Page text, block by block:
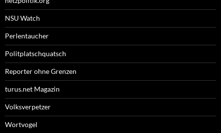
NSU Watch
Perlentaucher
Politplatschquatsch
Reporter ohne Grenzen
turus.net Magazin
Volksverpetzer
Wortvogel